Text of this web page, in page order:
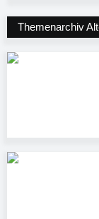
Themenarchiv